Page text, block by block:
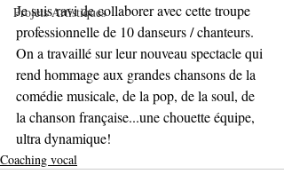
Projets Artistiques
Je suis ravi de collaborer avec cette troupe
professionnelle de 10 danseurs / chanteurs.
On a travaillé sur leur nouveau spectacle qui
rend hommage aux grandes chansons de la
comédie musicale, de la pop, de la soul, de
la chanson française...une chouette équipe,
ultra dynamique!
Coaching vocal